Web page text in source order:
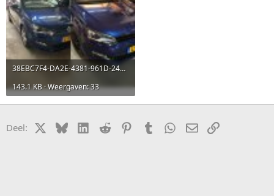
38EBC7F4-DA2E-4381-961D-24B68BDABEED.jpeg
143.1 KB · Weergaven: 33
Deel: BlueskyLinkedIn
Reddit PinterestTumblr WhatsApp
E-mailkoppeling